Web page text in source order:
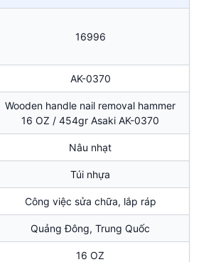
16996
AK-0370
Wooden handle nail removal hammer
16 OZ / 454gr Asaki AK-0370
Nâu nhạt
Túi nhựa
Công việc sửa chữa, lắp ráp
Quảng Đông, Trung Quốc
16 OZ